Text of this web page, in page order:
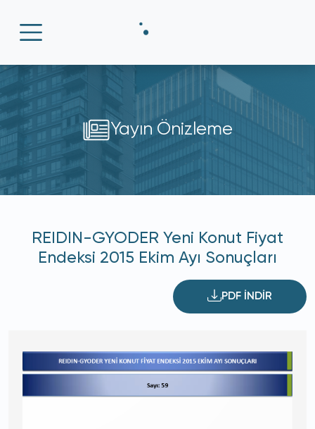
Yayın Önizleme
REIDIN-GYODER Yeni Konut Fiyat
Endeksi 2015 Ekim Ayı Sonuçları
PDF İNDİR